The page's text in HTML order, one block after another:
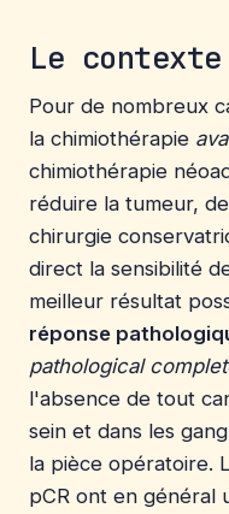
Le contexte
Pour de nombreux
la chimiothérapie
chimiothérapie
réduire la tumeur,
chirurgie
direct la sensibilité
meilleur résultat
réponse
pathological
l'absence de tout
sein et dans les
la pièce opératoire.
pCR ont en général